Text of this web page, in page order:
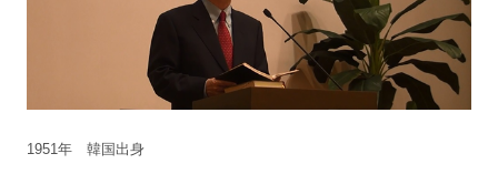
1951年 韓国出身